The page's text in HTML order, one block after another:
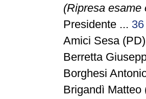
(Ripresa esame
Presidente ... 36
Amici Sesa
Berretta
Borghesi
Brigandì